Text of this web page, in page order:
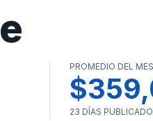
PROMEDIO DEL MES
23 DÍAS